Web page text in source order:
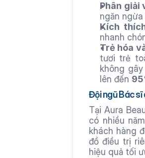
Phân giải
ngăn
Kích
nhanh
Trẻ hóa
tươi trẻ
không
lên đến
Đội ngũ Bác sĩ
Tại Aura
có nhiều
khách hàng
đồ điều trị
hiệu quả tối